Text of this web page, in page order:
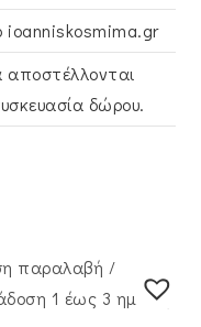
ioanniskosmima.gr
αποστέλλονται
δώρου.
παραλαβή /
1 έως 3 ημέρες